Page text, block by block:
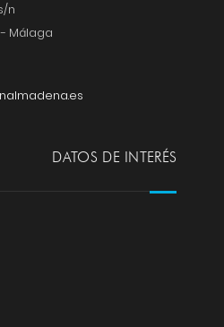
n
Málaga
DATOS DE INTERÉS